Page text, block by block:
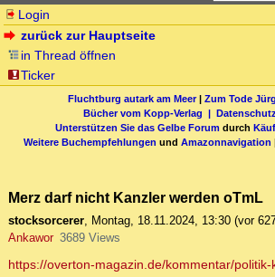
Login
zurück zur Hauptseite
in Thread öffnen
Ticker
Fluchtburg autark am Meer| Zum Tode
Bücher vom Kopp-Verlag |
Unterstützen Sie das Gelbe Forum durch
Weitere Buchempfehlungen und Amazonnavigation
Merz darf nicht Kanzler werden oTmL
stocksorcerer, Montag, 18.11.2024, 13:30 (vor
Ankawor 3689 Views
https://overton-magazin.de/kommentar/